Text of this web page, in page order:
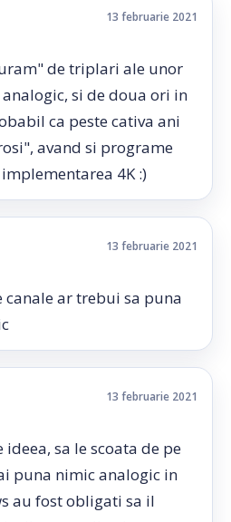
13 februarie 2021
de triplari ale unor
si de doua ori in
ca peste cativa ani
avand si programe
4K :)
13 februarie 2021
canale ar trebui sa puna
13 februarie 2021
sa le scoata de pe
puna nimic analogic in
au fost obligati sa il